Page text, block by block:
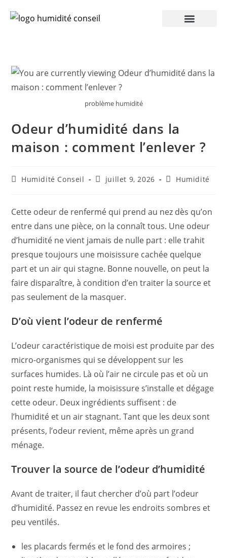
problème humidité
Odeur d’humidité dans la
maison : comment l’enlever ?
Humidité Conseil juillet 9, 2026 Humidité
Cette odeur de renfermé qui prend au nez dès qu’on
entre dans une pièce, on la connaît tous. Une odeur
d’humidité ne vient jamais de nulle part : elle trahit
presque toujours une moisissure cachée quelque
part et un air qui stagne. Bonne nouvelle, on peut la
faire disparaître, à condition d’en traiter la source et
pas seulement de la masquer.
D’où vient l’odeur de renfermé
L’odeur caractéristique de moisi est produite par des
micro-organismes qui se développent sur les
surfaces humides. Là où l’air ne circule pas et où un
point reste humide, la moisissure s’installe et dégage
cette odeur. Deux ingrédients suffisent : de
l’humidité et un air stagnant. Tant que les deux sont
présents, l’odeur revient, même après un grand
ménage.
Trouver la source de l’odeur d’humidité
Avant de traiter, il faut chercher d’où part l’odeur
d’humidité. Passez en revue les endroits sombres et
peu ventilés.
les placards fermés et le fond des armoires ;